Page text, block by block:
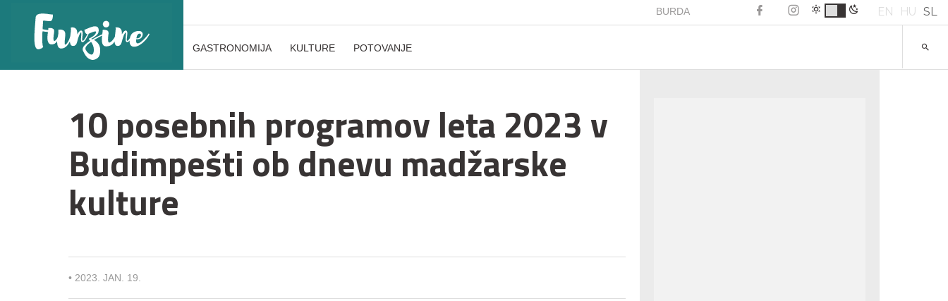
BURDA EN HU SL
GASTRONOMIJA KULTURE POTOVANJE
10 posebnih programov leta 2023 v
Budimpešti ob dnevu madžarske
kulture
• 2023. JAN. 19.